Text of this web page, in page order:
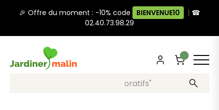
🎉 Offre du moment : -10% code BIENVENUE10 | ☎
02.40.73.98.29
Recherche, ex: "pots décoratifs"